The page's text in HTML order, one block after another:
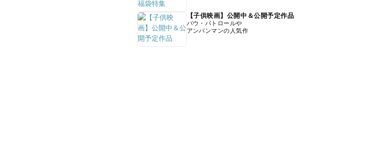
【子供映画】公開中＆公開予定作品
パウ・パトロールや
アンパンマンの人気作